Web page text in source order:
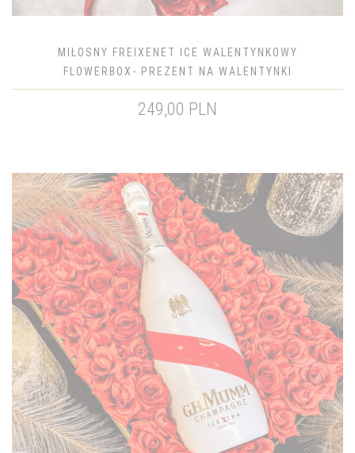
MIŁOSNY FREIXENET ICE WALENTYNKOWY
FLOWERBOX- PREZENT NA WALENTYNKI
249,00 PLN